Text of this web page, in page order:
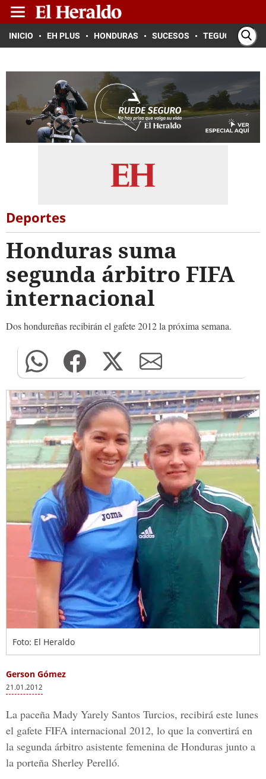
INICIO EH PLUS HONDURAS SUCESOS TEGUCIGALPA
Deportes
Honduras suma
segunda árbitro FIFA
internacional
Dos hondureñas recibirán el gafete 2012 la próxima semana.
Foto: El Heraldo
Gerson Gómez
21.01.2012
La paceña Mady Yarely Santos Turcios, recibirá este lunes
el gafete FIFA internacional 2012, lo que la convertirá en
la segunda árbitro asistente femenina de Honduras junto a
la porteña Sherley Perelló.